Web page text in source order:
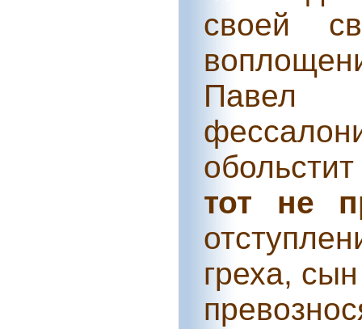
своей
Павел
тот не
греха,